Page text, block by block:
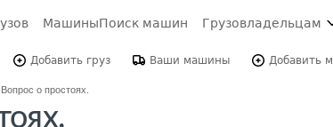
МашиныПоиск машин Грузовладельцам
Добавить груз Ваши машины Добавить
Вопрос о простоях.